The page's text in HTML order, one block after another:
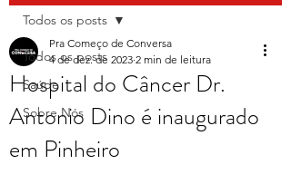
Todos os posts
Saúde
Sobre Nós
Todos os posts
Hospital do Câncer Dr.
Antonio Dino é inaugurado
em Pinheiro
Pra Começo de Conversa
4 de dez. de 2023 2 min de leitura